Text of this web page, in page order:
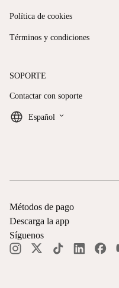
Política de cookies
Términos y condiciones
SOPORTE
Contactar con soporte
Español keyboard_arrow_down
Métodos de pago
Descarga la app
Síguenos